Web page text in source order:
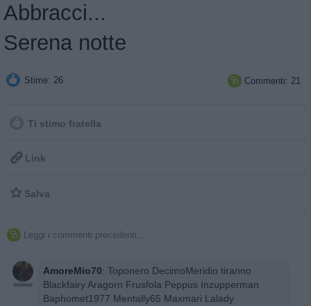
Abbracci...
Serena notte
Stime: 26  Commenti: 21
Ti stimo fratella
 Link
 Salva
 Leggi i commenti precedenti...
AmoreMio70: Toponero DecimoMeridio tiranno
Blackfairy Aragorn Frusfola Peppus Inzupperman
Baphomet1977 Mentally65 Maxmari Lalady